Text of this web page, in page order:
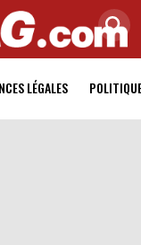
LÉGALES